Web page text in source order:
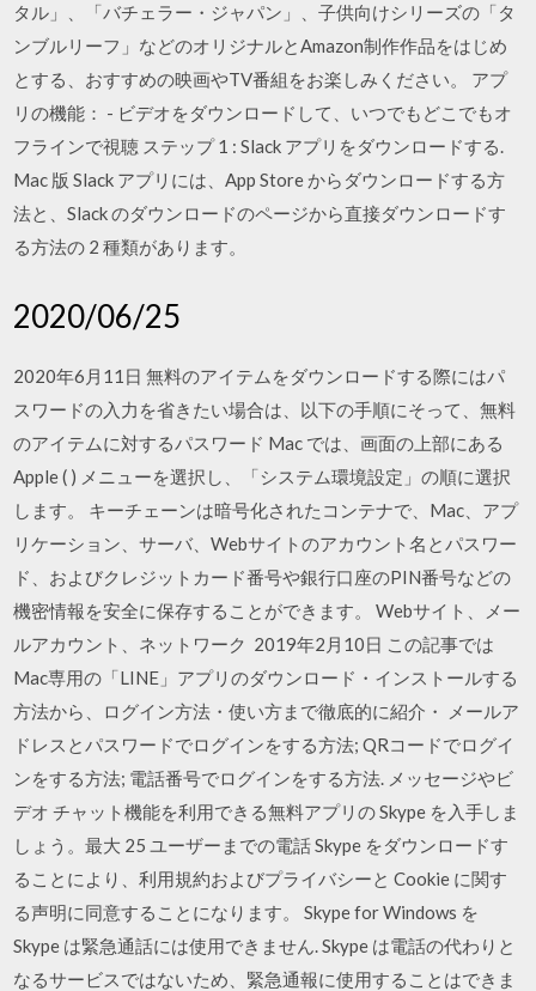
タル」、「バチェラー・ジャパン」、子供向けシリーズの「タ
ンブルリーフ」などのオリジナルとAmazon制作作品をはじめ
とする、おすすめの映画やTV番組をお楽しみください。 アプ
リの機能： - ビデオをダウンロードして、いつでもどこでもオ
フラインで視聴 ステップ 1 : Slack アプリをダウンロードする.
Mac 版 Slack アプリには、App Store からダウンロードする方
法と、Slack のダウンロードのページから直接ダウンロードす
る方法の 2 種類があります。
2020/06/25
2020年6月11日 無料のアイテムをダウンロードする際にはパ
スワードの入力を省きたい場合は、以下の手順にそって、無料
のアイテムに対するパスワード Mac では、画面の上部にある
Apple ( ) メニューを選択し、「システム環境設定」の順に選択
します。 キーチェーンは暗号化されたコンテナで、Mac、アプ
リケーション、サーバ、Webサイトのアカウント名とパスワー
ド、およびクレジットカード番号や銀行口座のPIN番号などの
機密情報を安全に保存することができます。 Webサイト、メー
ルアカウント、ネットワーク 2019年2月10日 この記事では
Mac専用の「LINE」アプリのダウンロード・インストールする
方法から、ログイン方法・使い方まで徹底的に紹介・ メールア
ドレスとパスワードでログインをする方法; QRコードでログイ
ンをする方法; 電話番号でログインをする方法. メッセージやビ
デオ チャット機能を利用できる無料アプリの Skype を入手しま
しょう。最大 25 ユーザーまでの電話 Skype をダウンロードす
ることにより、利用規約およびプライバシーと Cookie に関す
る声明に同意することになります。 Skype for Windows を
Skype は緊急通話には使用できません. Skype は電話の代わりと
なるサービスではないため、緊急通報に使用することはできま